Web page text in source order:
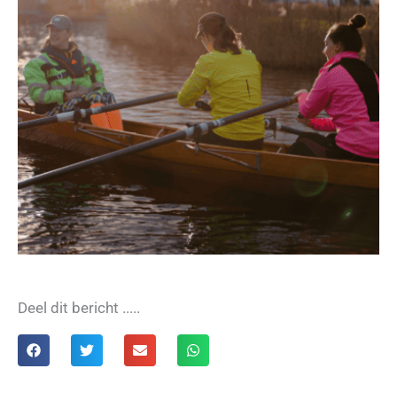
Deel dit bericht .....